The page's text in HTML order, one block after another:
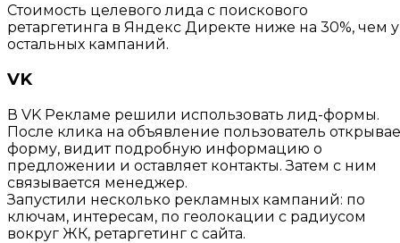
Стоимость целевого лида с поискового
ретаргетинга в Яндекс Директе ниже на 30%, чем у
остальных кампаний.
VK
В VK Рекламе решили использовать лид-формы.
После клика на объявление пользователь
форму, видит подробную информацию о
предложении и оставляет контакты. Затем с ним
связывается менеджер.
Запустили несколько рекламных кампаний: по
ключам, интересам, по геолокации с радиусом
вокруг ЖК, ретаргетинг с сайта.